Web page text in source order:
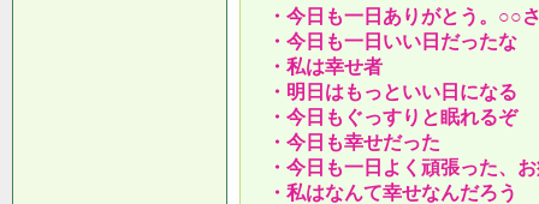
・今日も一日ありがとう。○○
・今日も一日いい日だったな
・私は幸せ者
・明日はもっといい日になる
・今日もぐっすりと眠れるぞ
・今日も幸せだった
・今日も一日よく頑張った、
・私はなんて幸せなんだろう